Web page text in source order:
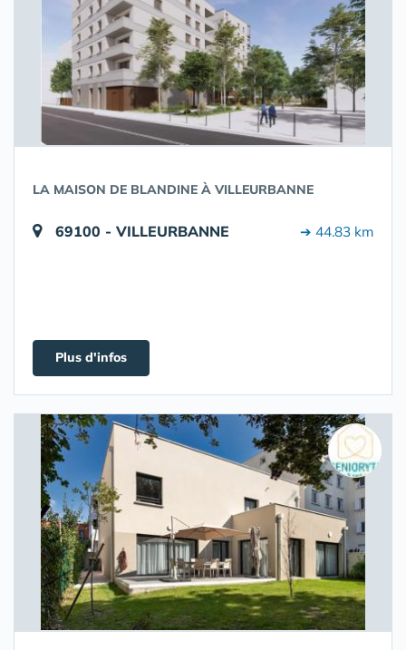
LA MAISON DE BLANDINE À VILLEURBANNE
69100 - VILLEURBANNE ➔ 44.83 km
Plus d'infos